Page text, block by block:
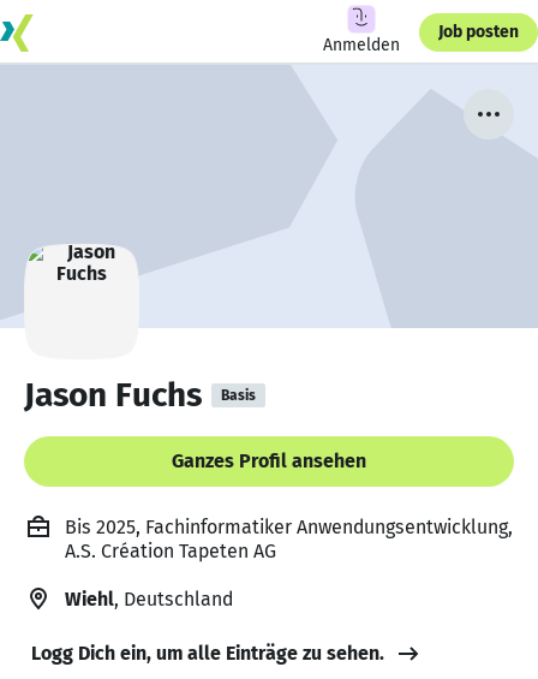
Anmelden
Job posten
Jason Fuchs Basis
Ganzes Profil ansehen
Bis 2025, Fachinformatiker Anwendungsentwicklung,
A.S. Création Tapeten AG
Wiehl, Deutschland
Logg Dich ein, um alle Einträge zu sehen.